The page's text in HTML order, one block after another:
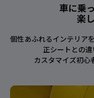
車に乗
楽
個性あふれるインテリア
正シートとの違
カスタマイズ初心